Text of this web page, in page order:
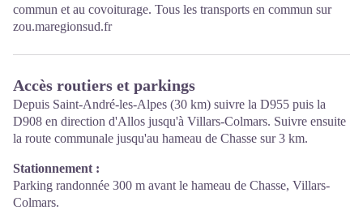
commun et au covoiturage. Tous les transports en commun sur
zou.maregionsud.fr
Accès routiers et parkings
Depuis Saint-André-les-Alpes (30 km) suivre la D955 puis la
D908 en direction d'Allos jusqu'à Villars-Colmars. Suivre ensuite
la route communale jusqu'au hameau de Chasse sur 3 km.
Stationnement :
Parking randonnée 300 m avant le hameau de Chasse, Villars-
Colmars.